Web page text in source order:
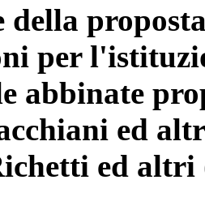
della
per
abbinate
ed
ed